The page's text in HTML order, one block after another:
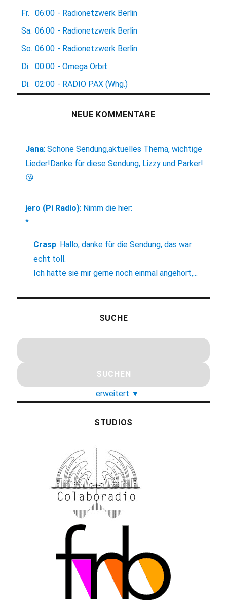
Fr. 06:00 - Radionetzwerk Berlin
Sa. 06:00 - Radionetzwerk Berlin
So. 06:00 - Radionetzwerk Berlin
Di.
00:00 - Omega Orbit
Di.
02:00 - RADIO PAX (Whg.)
NEUE KOMMENTARE
Jana:Schöne Sendung,aktuelles Thema, wichtige
Lieder!Danke für diese Sendung, Lizzy und Parker!
😘
jero (Pi Radio): Nimm die hier:
*
Crasp: Hallo, danke für die Sendung, das war
echt toll.
Ich hätte sie mir gerne noch einmal angehört,...
SUCHE
erweitert ▼
STUDIOS